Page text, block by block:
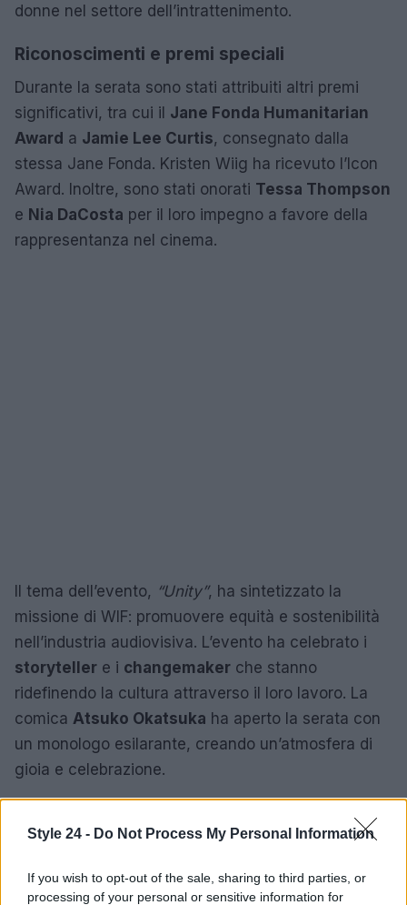
Style 24 - Do Not Process My Personal Information
If you wish to opt-out of the sale, sharing to third parties, or
processing of your personal or sensitive information for
donne nel settore dell’intrattenimento.
Riconoscimenti e premi speciali
Durante la serata sono stati attribuiti altri premi
significativi, tra cui il Jane Fonda Humanitarian
Award a Jamie Lee Curtis, consegnato dalla
stessa Jane Fonda. Kristen Wiig ha ricevuto l’Icon
Award. Inoltre, sono stati onorati Tessa Thompson
e Nia DaCosta per il loro impegno a favore della
rappresentanza nel cinema.
Il tema dell’evento, “Unity”, ha sintetizzato la
missione di WIF: promuovere equità e sostenibilità
nell’industria audiovisiva. L’evento ha celebrato i
storyteller e i changemaker che stanno
ridefinendo la cultura attraverso il loro lavoro. La
comica Atsuko Okatsuka ha aperto la serata con
un monologo esilarante, creando un’atmosfera di
gioia e celebrazione.
Max Mara prosegue il suo impegno nel sostenere e
positivamente il mondo.